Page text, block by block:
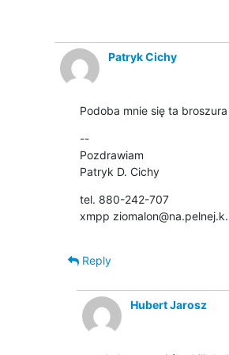
Patryk Cichy
Podoba mnie się ta broszura
--
Pozdrawiam
Patryk D. Cichy
tel. 880-242-707
xmpp
Reply
Hubert Jarosz